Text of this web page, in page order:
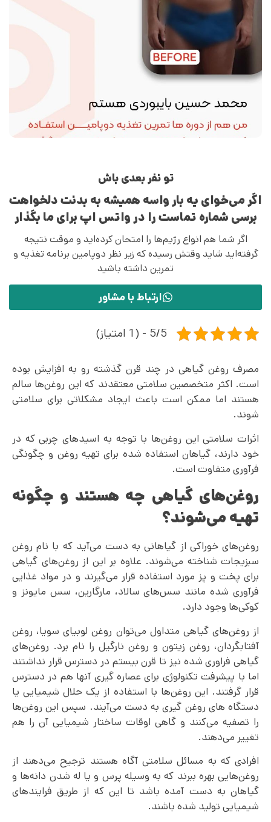
تو نفر بعدی باش
اگر می‌خوای یه بار واسه همیشه به بدنت دلخواهت
برسی شماره تماست را در واتس اپ برای ما بگذار
اگر شما هم انواع رژیم‌ها را امتحان کرده‌اید و موقت نتیجه
گرفته‌اید شاید وقتش رسیده که زیر نظر دوپامین برنامه تغذیه و
تمرین داشته باشید
ارتباط با مشاور
5/5 - (1 امتیاز)
مصرف روغن گیاهی در چند قرن گذشته رو به افزایش بوده
است. اکثر متخصصین سلامتی معتقدند که این روغن‌ها سالم
هستند اما ممکن است باعث ایجاد مشکلاتی برای سلامتی
شوند.
اثرات سلامتی این روغن‌ها با توجه به اسیدهای چربی که در
خود دارند، گیاهان استفاده شده برای تهیه روغن و چگونگی
فرآوری متفاوت است.
روغن‌های گیاهی چه هستند و چگونه
تهیه می‌‌شوند؟
روغن‌های خوراکی از گیاهانی به دست می‌آید که با نام روغن
سبزیجات شناخته می‌‌شوند. علاوه بر این از روغن‌های گیاهی
برای پخت و پز مورد استفاده قرار می‌گیرند و در مواد غذایی
فرآوری شده مانند سس‌های سالاد، مارگارین، سس مایونز و
کوکی‌ها وجود دارد.
از روغن‌‌های گیاهی متداول می‌توان روغن لوبیای سویا، روغن
آفتابگردان، روغن زیتون و روغن نارگیل را نام برد. روغن‌های
گیاهی فراوری شده نیز تا قرن بیستم در دسترس قرار نداشتند
اما با پیشرفت تکنولوژی برای عصاره گیری آنها هم در دسترس
قرار گرفتند. این روغن‌ها با استفاده از یک حلال شیمیایی یا
دستگاه های روغن گیری به دست می‌آیند. سپس این روغن‌ها
را تصفیه می‌کنند و گاهی اوقات ساختار شیمیایی آن را هم
تغییر می‌دهند.
افرادی که به مسائل سلامتی آگاه هستند ترجیح می‌‌‌دهند از
روغن‌هایی بهره ببرند که به وسیله پرس و یا له شدن دانه‌ها و
گیاهان به دست آمده باشد تا این که از طریق فرایندهای
شیمیایی تولید شده باشند.